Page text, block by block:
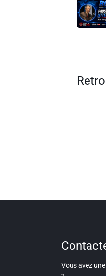
Vous avez